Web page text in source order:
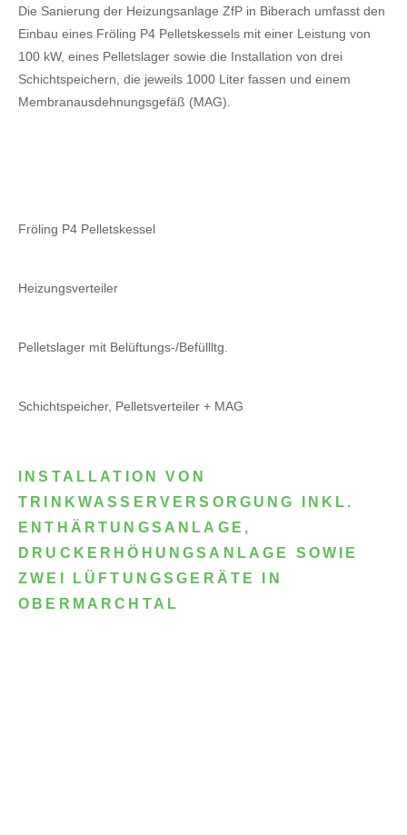
Die Sanierung der Heizungsanlage ZfP in Biberach umfasst den
Einbau eines Fröling P4 Pelletskessels mit einer Leistung von
100 kW, eines Pelletslager sowie die Installation von drei
Schichtspeichern, die jeweils 1000 Liter fassen und einem
Membranausdehnungsgefäß (MAG).
Fröling P4 Pelletskessel
Heizungsverteiler
Pelletslager mit Belüftungs-/Befüllltg.
Schichtspeicher, Pelletsverteiler + MAG
INSTALLATION VON
TRINKWASSERVERSORGUNG INKL.
ENTHÄRTUNGSANLAGE,
DRUCKERHÖHUNGSANLAGE SOWIE
ZWEI LÜFTUNGSGERÄTE IN
OBERMARCHTAL